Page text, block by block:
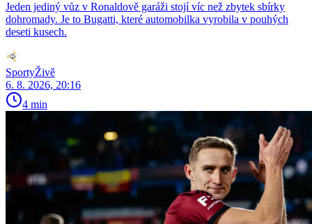
Jeden jediný vůz v Ronaldově garáži stojí víc než zbytek sbírky
dohromady. Je to Bugatti, které automobilka vyrobila v pouhých
deseti kusech.
SportyŽivě
6. 8. 2026, 20:16
4 min